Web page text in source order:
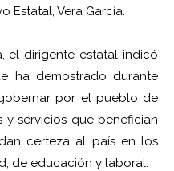
Estatal, Vera García.
el dirigente estatal indicó
ha demostrado durante
por el pueblo de
y servicios que benefician
certeza al país en los
de educación y laboral.